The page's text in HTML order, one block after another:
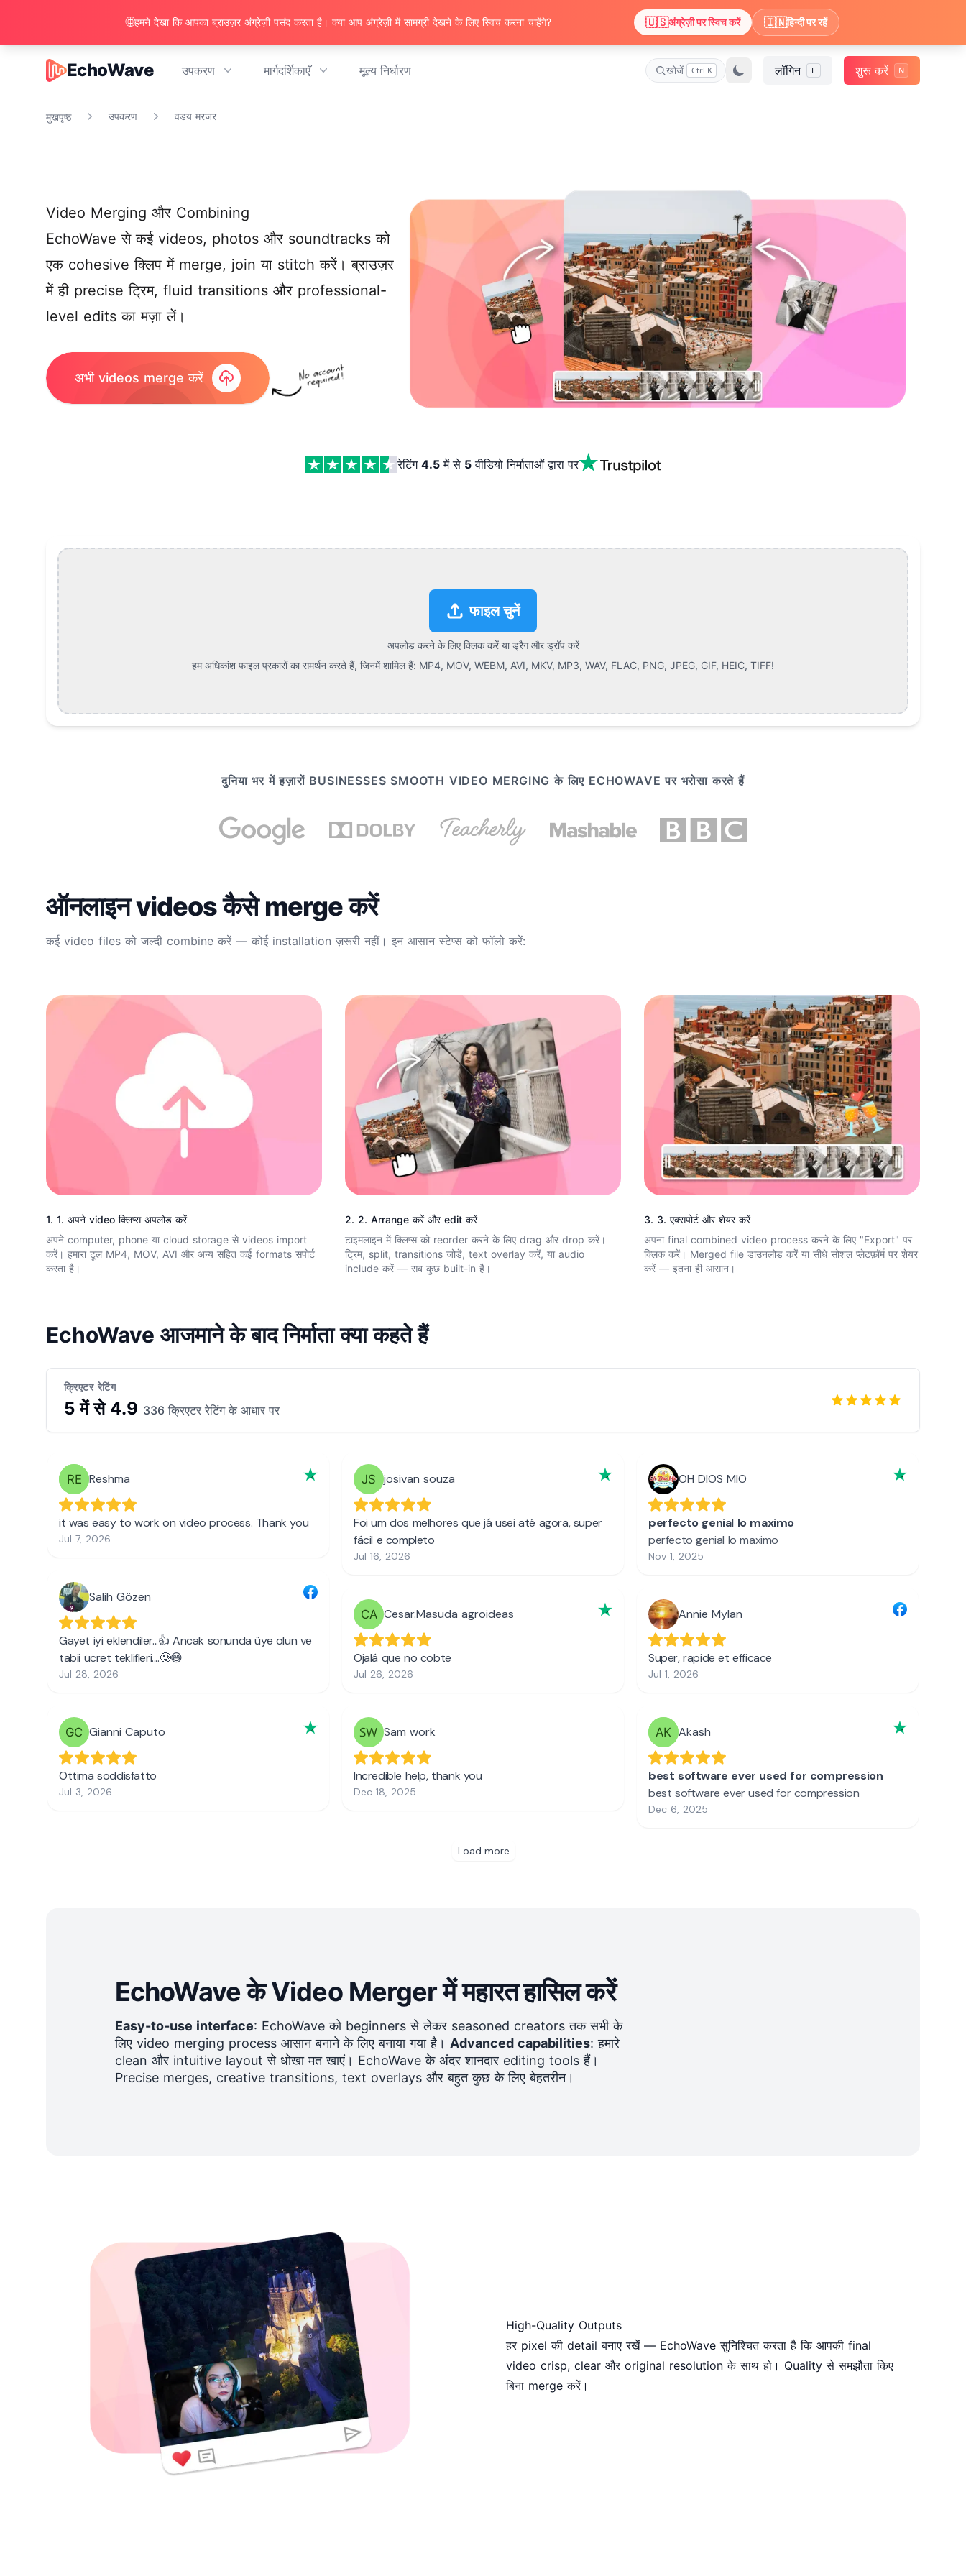
EchoWave
EchoWave उपकरण मार्गदर्शिकाएँ मूल्य निर्धारण खोजें Ctrl K लॉगिन L शुरू करें N
मुखपृष्ठ उपकरण वडय मरजर
Video Merging और Combining
EchoWave से कई videos, photos और soundtracks को
एक cohesive क्लिप में merge, join या stitch करें। ब्राउज़र
में ही precise ट्रिम, fluid transitions और professional-
level edits का मज़ा लें।
अभी videos merge करें
रेटिंग 4.5में से 5 वीडियो निर्माताओं द्वारा पर
फाइल चुनें
अपलोड करने के लिए क्लिक करें या ड्रैग और ड्रॉप करें
हम अधिकांश फाइल प्रकारों का समर्थन करते हैं, जिनमें शामिल हैं: MP4, MOV, WEBM, AVI, MKV, MP3, WAV, FLAC, PNG, JPEG, GIF, HEIC, TIFF!
दुनिया भर में हज़ारों BUSINESSES SMOOTH VIDEO MERGING के लिए ECHOWAVE पर भरोसा करते हैं
ऑनलाइन videos कैसे merge करें
कई video files को जल्दी combine करें — कोई installation ज़रूरी नहीं। इन आसान स्टेप्स को फॉलो करें:
1. 1. अपने video क्लिप्स अपलोड करें
अपने computer, phone या cloud storage से videos import
करें। हमारा टूल MP4, MOV, AVI और अन्य सहित कई formats सपोर्ट
करता है।
2. 2. Arrange करें और edit करें
टाइमलाइन में क्लिप्स को reorder करने के लिए drag और drop करें।
ट्रिम, split, transitions जोड़ें, text overlay करें, या audio
include करें — सब कुछ built-in है।
3. 3. एक्सपोर्ट और शेयर करें
अपना final combined video process करने के लिए "Export" पर
क्लिक करें। Merged file डाउनलोड करें या सीधे सोशल प्लेटफ़ॉर्म पर शेयर
करें — इतना ही आसान।
EchoWave आजमाने के बाद निर्माता क्या कहते हैं
क्रिएटर रेटिंग
5 में से 4.9 336 क्रिएटर रेटिंग के आधार पर
EchoWave के Video Merger में महारत हासिल करें
Easy-to-use interface: EchoWave को beginners से लेकर seasoned creators तक सभी के
लिए video merging process आसान बनाने के लिए बनाया गया है। Advanced capabilities: हमारे
clean और intuitive layout से धोखा मत खाएं। EchoWave के अंदर शानदार editing tools हैं।
Precise merges, creative transitions, text overlays और बहुत कुछ के लिए बेहतरीन।
High-Quality Outputs
हर pixel की detail बनाए रखें — EchoWave सुनिश्चित करता है कि आपकी final
video crisp, clear और original resolution के साथ हो। Quality से समझौता किए
बिना merge करें।
🌐हमने देखा कि आपका ब्राउज़र अंग्रेज़ी पसंद करता है। क्या आप अंग्रेज़ी में सामग्री देखने के लिए स्विच करना चाहेंगे? 🇺🇸अंग्रेज़ी पर स्विच करें 🇮🇳हिन्दी पर रहें